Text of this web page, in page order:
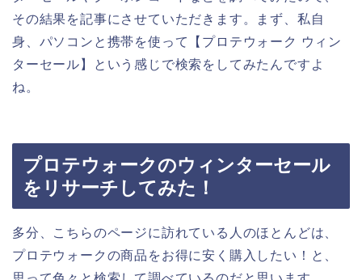
その結果を記事にさせていただきます。まず、私自
身、パソコンと携帯を使って【プロテウォーク ウィン
ターセール】という感じで検索をしてみたんですよ
ね。
プロテウォークのウィンターセール
をリサーチしてみた！
多分、こちらのページに訪れている人のほとんどは、
プロテウォークの商品をお得に安く購入したい！と、